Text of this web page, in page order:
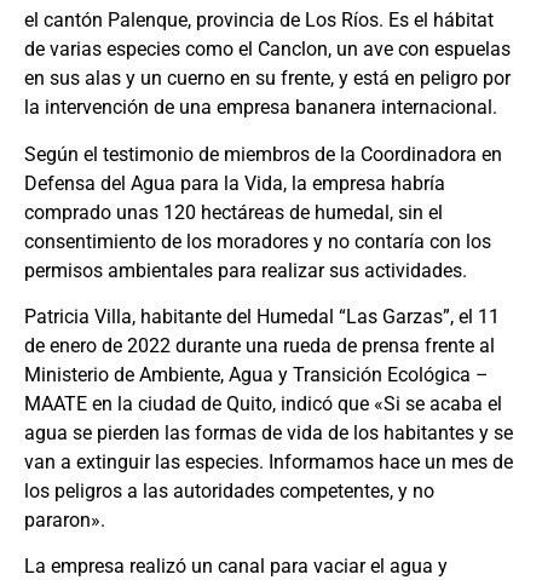
el cantón Palenque, provincia de Los Ríos. Es el hábitat
de varias especies como el Canclon, un ave con espuelas
en sus alas y un cuerno en su frente, y está en peligro por
la intervención de una empresa bananera internacional.
Según el testimonio de miembros de la Coordinadora en
Defensa del Agua para la Vida, la empresa habría
comprado unas 120 hectáreas de humedal, sin el
consentimiento de los moradores y no contaría con los
permisos ambientales para realizar sus actividades.
Patricia Villa, habitante del Humedal “Las Garzas”, el 11
de enero de 2022 durante una rueda de prensa frente al
Ministerio de Ambiente, Agua y Transición Ecológica –
MAATE en la ciudad de Quito, indicó que «Si se acaba el
agua se pierden las formas de vida de los habitantes y se
van a extinguir las especies. Informamos hace un mes de
los peligros a las autoridades competentes, y no
pararon».
La empresa realizó un canal para vaciar el agua y